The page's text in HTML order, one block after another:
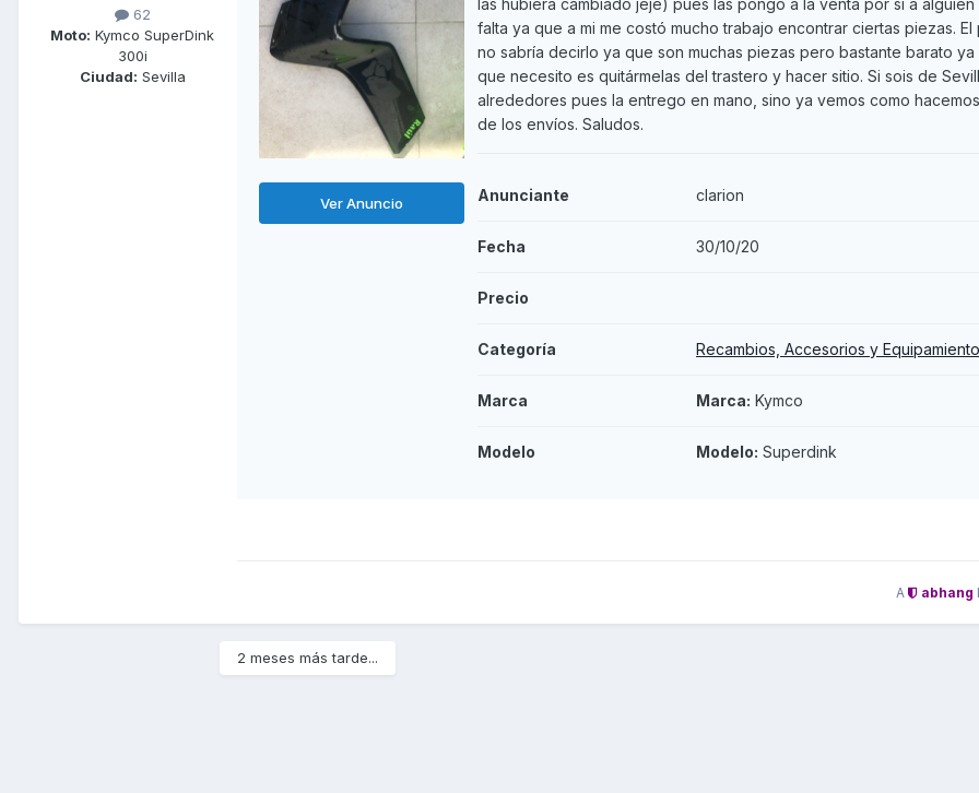
62
Moto: Kymco SuperDink
300i
Ciudad: Sevilla
Ver Anuncio
las hubiera cambiado jeje) pues las pongo a la venta por si a
falta ya que a mi me costó mucho trabajo encontrar ciertas piezas. El
no sabría decirlo ya que son muchas piezas pero bastante barato
que necesito es quitármelas del trastero y hacer sitio. Si sois de
alrededores pues la entrego en mano, sino ya vemos como
de los envíos. Saludos.
Anunciante clarion
Fecha 30/10/20
Precio
Categoría Recambios, Accesorios y Equipamiento
Marca Marca: Kymco
Modelo Modelo: Superdink
A abhang
2 meses más tarde...